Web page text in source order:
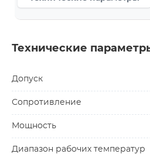
Технические
Допуск
Сопротивление
Мощность
Диапазон рабочих температур